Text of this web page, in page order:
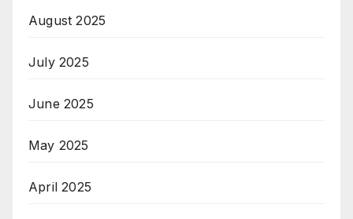
August 2025
July 2025
June 2025
May 2025
April 2025